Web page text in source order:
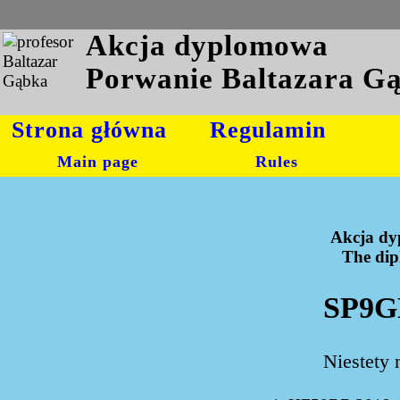
Akcja dyplomowa
Porwanie Baltazara
Strona główna
Main page
Regulamin
Rules
Akcja
The
Niestety